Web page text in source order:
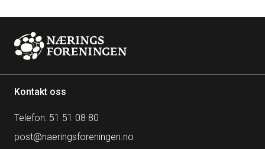
Kontakt oss
Telefon: 51 51 08 80
post@naeringsforeningen.no